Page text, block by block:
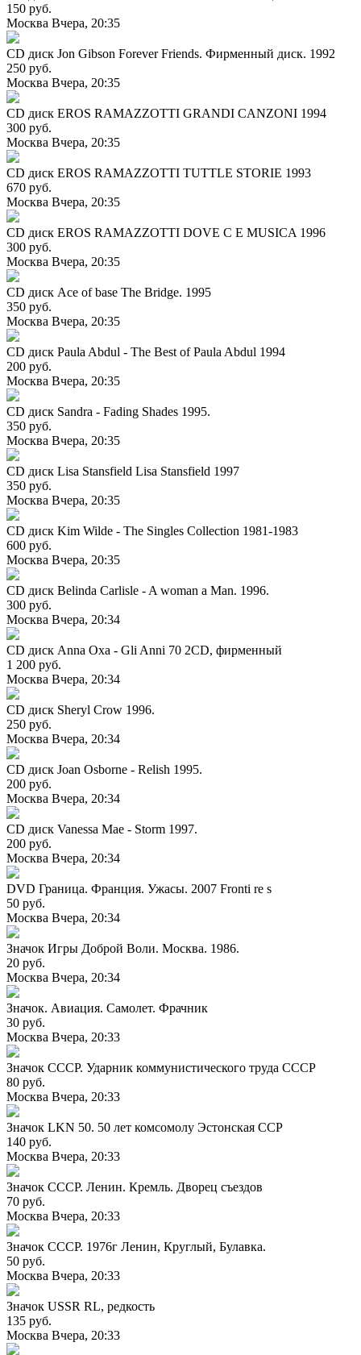
150 руб.
Москва Вчера, 20:35
CD диск Jon Gibson Forever Friends. Фирменный диск. 1992
250 руб.
Москва Вчера, 20:35
CD диск EROS RAMAZZOTTI GRANDI CANZONI 1994
300 руб.
Москва Вчера, 20:35
CD диск EROS RAMAZZOTTI TUTTLE STORIE 1993
670 руб.
Москва Вчера, 20:35
CD диск EROS RAMAZZOTTI DOVE C E MUSICA 1996
300 руб.
Москва Вчера, 20:35
CD диск Ace of base The Bridge. 1995
350 руб.
Москва Вчера, 20:35
CD диск Paula Abdul - The Best of Paula Abdul 1994
200 руб.
Москва Вчера, 20:35
CD диск Sandra - Fading Shades 1995.
350 руб.
Москва Вчера, 20:35
CD диск Lisa Stansfield Lisa Stansfield 1997
350 руб.
Москва Вчера, 20:35
CD диск Kim Wilde - The Singles Collection 1981-1983
600 руб.
Москва Вчера, 20:35
CD диск Belinda Carlisle - A woman a Man. 1996.
300 руб.
Москва Вчера, 20:34
CD диск Anna Oxa - Gli Anni 70 2CD, фирменный
1 200 руб.
Москва Вчера, 20:34
CD диск Sheryl Crow 1996.
250 руб.
Москва Вчера, 20:34
CD диск Joan Osborne - Relish 1995.
200 руб.
Москва Вчера, 20:34
CD диск Vanessa Mae - Storm 1997.
200 руб.
Москва Вчера, 20:34
DVD Граница. Франция. Ужасы. 2007 Fronti re s
50 руб.
Москва Вчера, 20:34
Значок Игры Доброй Воли. Москва. 1986.
20 руб.
Москва Вчера, 20:34
Значок. Авиация. Самолет. Фрачник
30 руб.
Москва Вчера, 20:33
Значок СССР. Ударник коммунистического труда СССР
80 руб.
Москва Вчера, 20:33
Значок LKN 50. 50 лет комсомолу Эстонская ССР
140 руб.
Москва Вчера, 20:33
Значок СССР. Ленин. Кремль. Дворец съездов
70 руб.
Москва Вчера, 20:33
Значок СССР. 1976г Ленин, Круглый, Булавка.
50 руб.
Москва Вчера, 20:33
Значок USSR RL, редкость
135 руб.
Москва Вчера, 20:33